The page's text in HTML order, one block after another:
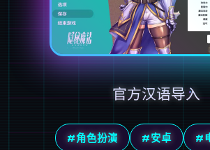
官方汉语导入
#角色扮演 #安卓 #